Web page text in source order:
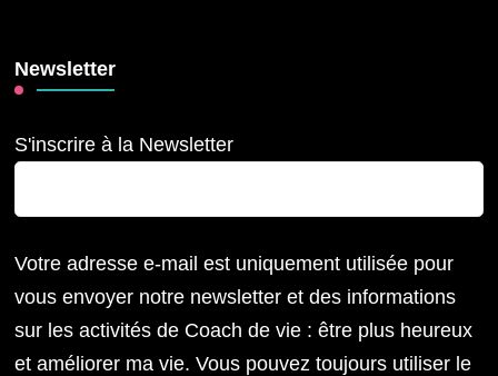
Newsletter
S'inscrire à la Newsletter
Votre adresse e-mail est uniquement utilisée pour
vous envoyer notre newsletter et des informations
sur les activités de Coach de vie : être plus heureux
et améliorer ma vie. Vous pouvez toujours utiliser le